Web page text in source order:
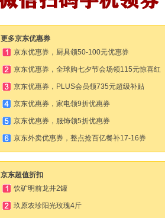
更多京东优惠券
京东优惠券，厨具领50-100元优惠券
京东优惠券，全球购七夕节会场领115元惊喜红
包
京东优惠券，PLUS会员领735元超级补贴
京东优惠券，家电领9折优惠券
京东优惠券，服饰领5折优惠券
京东外卖优惠券，整点抢百亿餐补17-16券
京东超值折扣
饮矿明前龙井2罐
玖原农珍阳光玫瑰4斤